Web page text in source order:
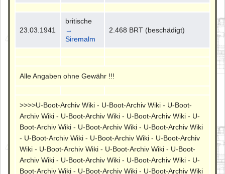
23.03.1941
britische
→
Siremalm
2.468 BRT (beschädigt)
Alle Angaben ohne Gewähr !!!
>>>>U-Boot-Archiv Wiki - U-Boot-Archiv Wiki - U-Boot-
Archiv Wiki - U-Boot-Archiv Wiki - U-Boot-Archiv Wiki - U-
Boot-Archiv Wiki - U-Boot-Archiv Wiki - U-Boot-Archiv Wiki
- U-Boot-Archiv Wiki - U-Boot-Archiv Wiki - U-Boot-Archiv
Wiki - U-Boot-Archiv Wiki - U-Boot-Archiv Wiki - U-Boot-
Archiv Wiki - U-Boot-Archiv Wiki - U-Boot-Archiv Wiki - U-
Boot-Archiv Wiki - U-Boot-Archiv Wiki - U-Boot-Archiv Wiki